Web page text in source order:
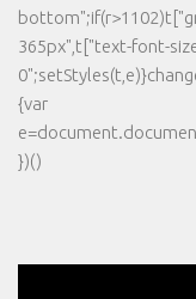
365px",t["text-font-
{var
})()